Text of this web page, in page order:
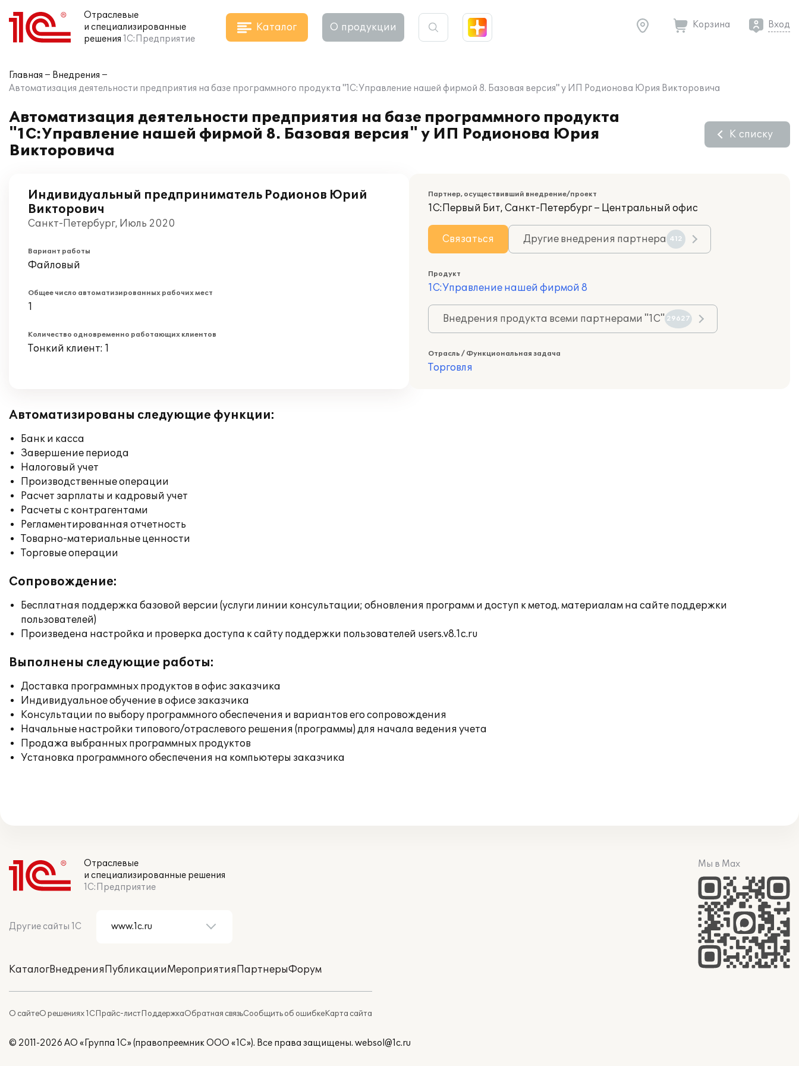
Отраслевые
и специализированные
решения 1С:Предприятие
Каталог О продукции Корзина Вход
Главная
Внедрения
Автоматизация деятельности предприятия на базе программного продукта "1С:Управление нашей фирмой 8. Базовая версия" у ИП Родионова Юрия Викторовича
Автоматизация деятельности предприятия на базе программного продукта
"1С:Управление нашей фирмой 8. Базовая версия" у ИП Родионова Юрия
Викторовича
К списку
Индивидуальный предприниматель Родионов Юрий
Викторович
Санкт-Петербург, Июль 2020
Вариант работы
Файловый
Общее число автоматизированных рабочих мест
1
Количество одновременно работающих клиентов
Тонкий клиент: 1
Партнер, осуществивший внедрение/проект
1С:Первый Бит, Санкт-Петербург – Центральный офис
Связаться Другие внедрения партнера 412
Продукт
1С:Управление нашей фирмой 8
Внедрения продукта всеми партнерами "1С" 29627
Отрасль / Функциональная задача
Торговля
Автоматизированы следующие функции:
Банк и касса
Завершение периода
Налоговый учет
Производственные операции
Расчет зарплаты и кадровый учет
Расчеты с контрагентами
Регламентированная отчетность
Товарно-материальные ценности
Торговые операции
Сопровождение:
Бесплатная поддержка базовой версии (услуги линии консультации; обновления программ и доступ к метод. материалам на сайте поддержки
пользователей)
Произведена настройка и проверка доступа к сайту поддержки пользователей users.v8.1c.ru
Выполнены следующие работы:
Доставка программных продуктов в офис заказчика
Индивидуальное обучение в офисе заказчика
Консультации по выбору программного обеспечения и вариантов его сопровождения
Начальные настройки типового/отраслевого решения (программы) для начала ведения учета
Продажа выбранных программных продуктов
Установка программного обеспечения на компьютеры заказчика
Отраслевые
и специализированные решения
1С:Предприятие
Другие сайты 1С
КаталогВнедренияПубликацииМероприятияПартнерыФорум
О сайтеО решениях 1СПрайс-листПоддержкаОбратная связьСообщить об ошибкеКарта сайта
Мы в Max
© 2011-2026 АО «Группа 1С» (правопреемник ООО «1С»). Все права защищены. websol@1c.ru